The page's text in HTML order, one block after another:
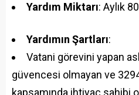
Yardım Miktarı: Aylık
Yardımın Şartları:
Vatani görevini yapan
güvencesi olmayan ve 3294
kapsamında ihtiyaç sahibi